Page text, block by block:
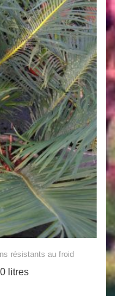
résistants au froid
litres